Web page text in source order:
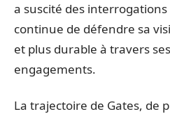
a suscité des
continue de défendre sa
et plus durable à travers
engagements.
La trajectoire de Gates, de